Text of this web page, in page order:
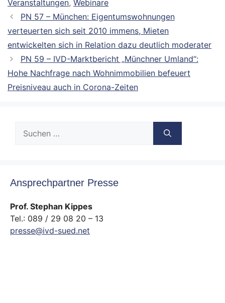
Veranstaltungen, Webinare
PN 57 – München: Eigentumswohnungen
verteuerten sich seit 2010 immens, Mieten
entwickelten sich in Relation dazu deutlich moderater
PN 59 – IVD-Marktbericht „Münchner Umland“:
Hohe Nachfrage nach Wohnimmobilien befeuert
Preisniveau auch in Corona-Zeiten
nach:
Ansprechpartner Presse
Prof. Stephan Kippes
Tel.: 089 / 29 08 20 – 13
presse@ivd-sued.net